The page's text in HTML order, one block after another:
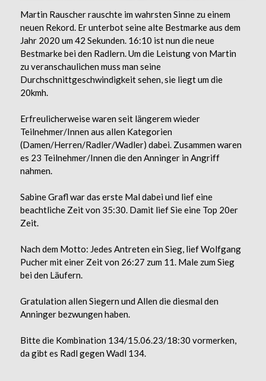
Martin Rauscher rauschte im wahrsten Sinne zu einem
neuen Rekord. Er unterbot seine alte Bestmarke aus dem
Jahr 2020 um 42 Sekunden. 16:10 ist nun die neue
Bestmarke bei den Radlern. Um die Leistung von Martin
zu veranschaulichen muss man seine
Durchschnittgeschwindigkeit sehen, sie liegt um die
20kmh.
Erfreulicherweise waren seit längerem wieder
Teilnehmer/Innen aus allen Kategorien
(Damen/Herren/Radler/Wadler) dabei. Zusammen waren
es 23 Teilnehmer/Innen die den Anninger in Angriff
nahmen.
Sabine Grafl war das erste Mal dabei und lief eine
beachtliche Zeit von 35:30. Damit lief Sie eine Top 20er
Zeit.
Nach dem Motto: Jedes Antreten ein Sieg, lief Wolfgang
Pucher mit einer Zeit von 26:27 zum 11. Male zum Sieg
bei den Läufern.
Gratulation allen Siegern und Allen die diesmal den
Anninger bezwungen haben.
Bitte die Kombination 134/15.06.23/18:30 vormerken,
da gibt es Radl gegen Wadl 134.